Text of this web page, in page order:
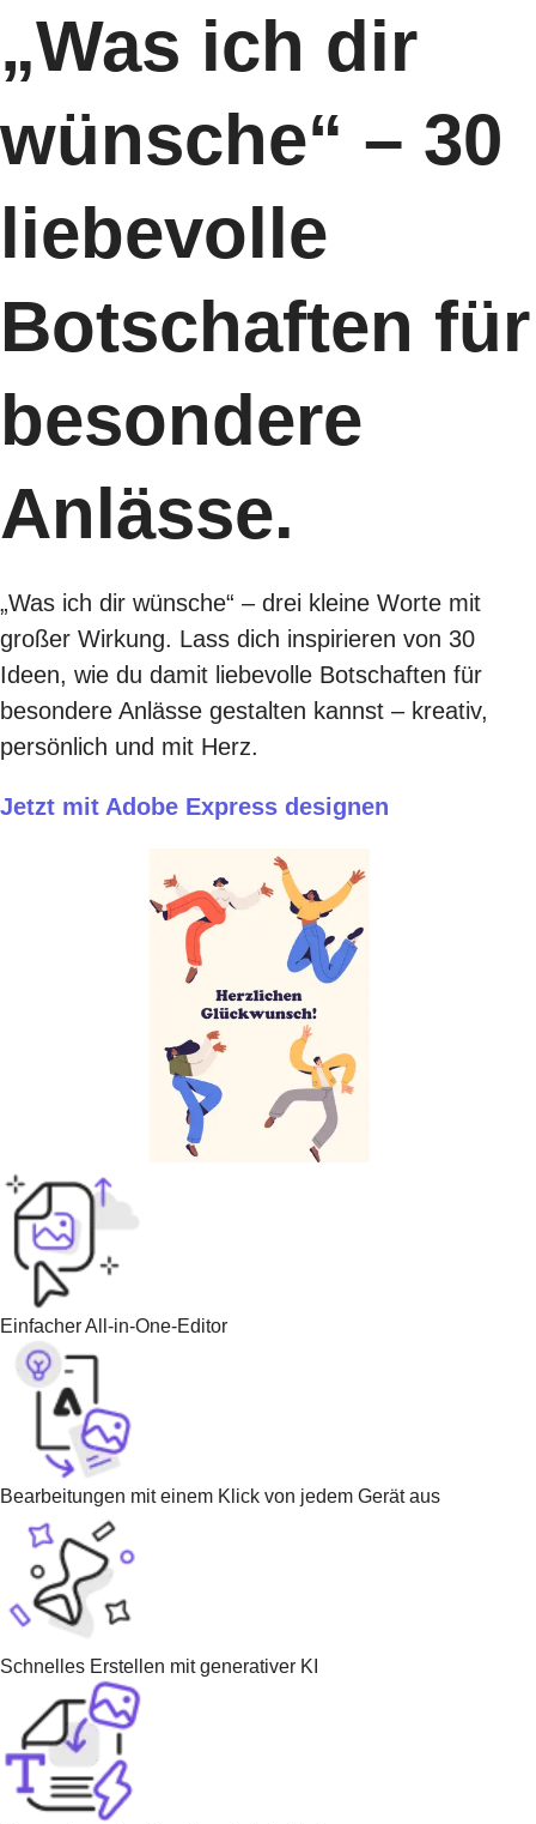
„Was ich dir
wünsche“ – 30
liebevolle
Botschaften für
besondere
Anlässe.
„Was ich dir wünsche“ – drei kleine Worte mit
großer Wirkung. Lass dich inspirieren von 30
Ideen, wie du damit liebevolle Botschaften für
besondere Anlässe gestalten kannst – kreativ,
persönlich und mit Herz.
Jetzt mit Adobe Express designen
Einfacher All-in-One-Editor
Bearbeitungen mit einem Klick von jedem Gerät aus
Schnelles Erstellen mit generativer KI